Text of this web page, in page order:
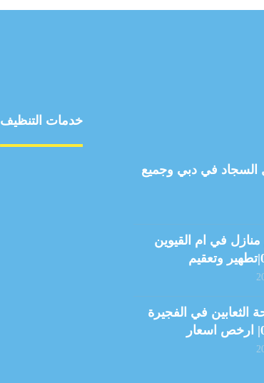
في دبي وجميع
في ام القيوين
الثعابين في الفجيرة
خدمات التنظيف